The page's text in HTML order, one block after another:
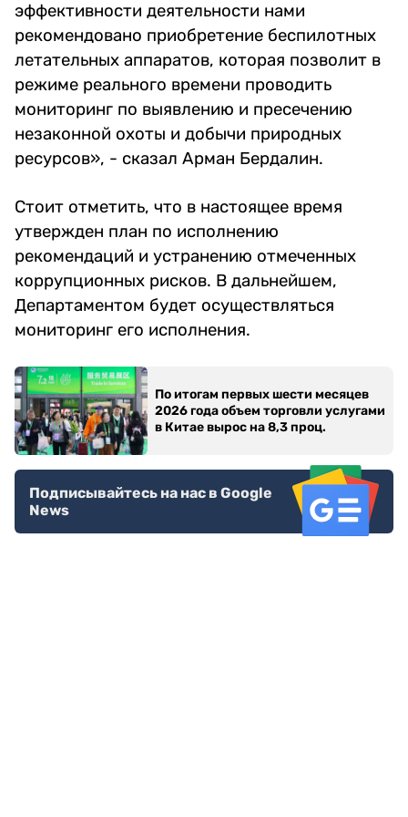
эффективности деятельности нами
рекомендовано приобретение беспилотных
летательных аппаратов, которая позволит в
режиме реального времени проводить
мониторинг по выявлению и пресечению
незаконной охоты и добычи природных
ресурсов», - сказал Арман Бердалин.
Стоит отметить, что в настоящее время
утвержден план по исполнению
рекомендаций и устранению отмеченных
коррупционных рисков. В дальнейшем,
Департаментом будет осуществляться
мониторинг его исполнения.
По итогам первых шести месяцев
2026 года объем торговли услугами
в Китае вырос на 8,3 проц.
Подписывайтесь на нас в Google
News